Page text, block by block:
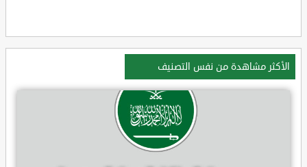
الأكثر مشاهدة من نفس التصنيف